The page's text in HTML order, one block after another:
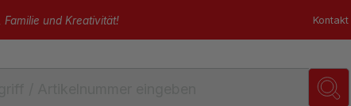
Familie und Kreativität! Kontakt